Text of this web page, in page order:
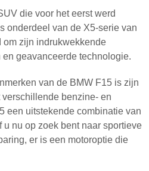
die voor het eerst werd
onderdeel van de X5-serie van
om zijn indrukwekkende
geavanceerde technologie.
van de BMW F15 is zijn
benzine- en
een uitstekende combinatie van
u nu op zoek bent naar sportieve
er is een motoroptie die